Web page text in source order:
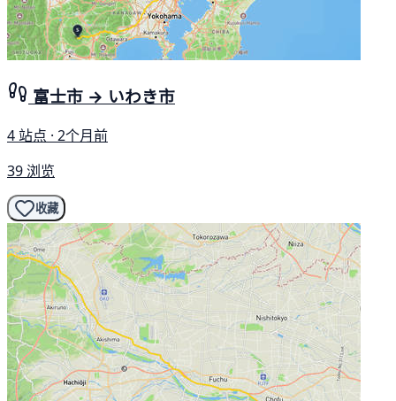
富士市 → いわき市
4 站点 · 2个月前
39 浏览
收藏